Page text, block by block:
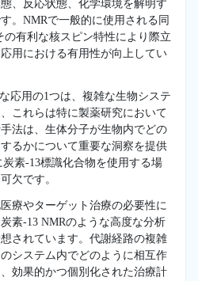
、反応状態、化学環境を解明す
。NMRで一般的に使用される同
有利な核スピン特性により際立
用における有用性が向上してい
応用の1つは、複雑な生物システ
これらは特に製薬研究において
法は、生体分子が生物内でどの
るかについて重要な洞察を提供
素-13標識化合物を使用する場
欠です。
療やターゲット治療の必要性に
素-13 NMRのような高度な分析
されています。代謝経路の複雑
システム内でどのように相互作
効果的かつ個別化された治療計